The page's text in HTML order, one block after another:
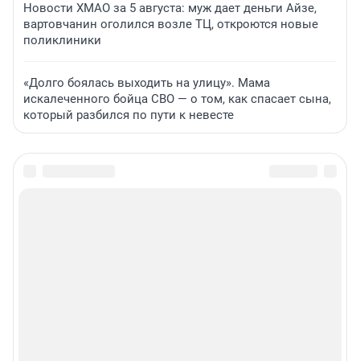
Новости ХМАО за 5 августа: муж дает деньги Айзе,
вартовчанин оголился возле ТЦ, откроются новые
поликлиники
«Долго боялась выходить на улицу». Мама
искалеченного бойца СВО — о том, как спасает сына,
который разбился по пути к невесте